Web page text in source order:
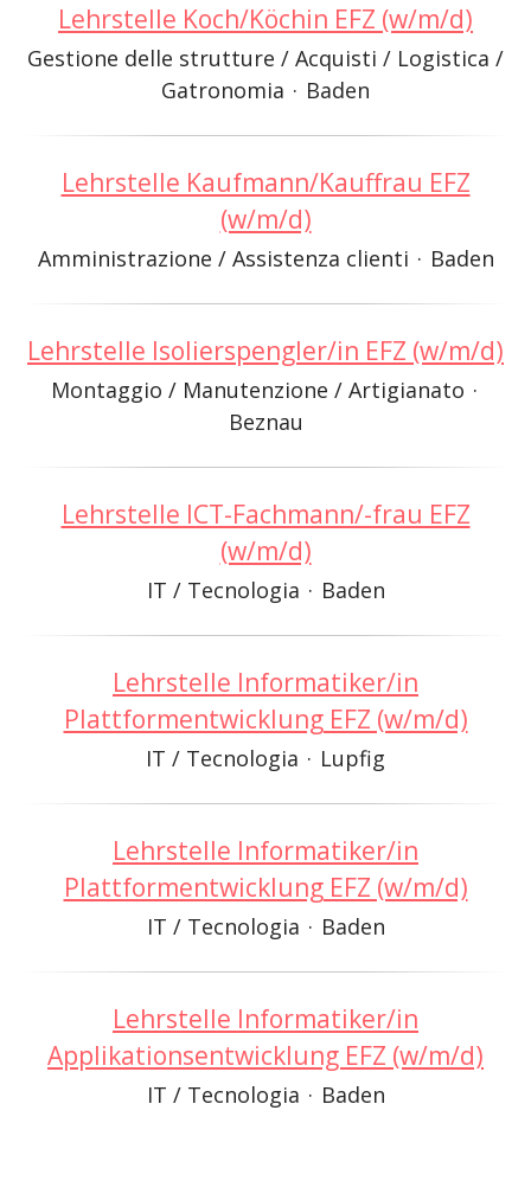
Lehrstelle Koch/Köchin EFZ (w/m/d)
Gestione delle strutture / Acquisti / Logistica /
Gatronomia · Baden
Lehrstelle Kaufmann/Kauffrau EFZ
(w/m/d)
Amministrazione / Assistenza clienti · Baden
Lehrstelle Isolierspengler/in EFZ (w/m/d)
Montaggio / Manutenzione / Artigianato ·
Beznau
Lehrstelle ICT-Fachmann/-frau EFZ
(w/m/d)
IT / Tecnologia · Baden
Lehrstelle Informatiker/in
Plattformentwicklung EFZ (w/m/d)
IT / Tecnologia · Lupfig
Lehrstelle Informatiker/in
Plattformentwicklung EFZ (w/m/d)
IT / Tecnologia · Baden
Lehrstelle Informatiker/in
Applikationsentwicklung EFZ (w/m/d)
IT / Tecnologia · Baden